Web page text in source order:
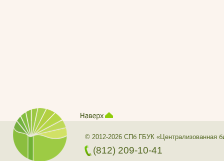
© 2012-2026 СПб ГБУК «Централизованная
(812) 209-10-41